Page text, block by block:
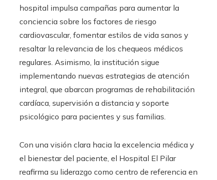
hospital impulsa campañas para aumentar la
conciencia sobre los factores de riesgo
cardiovascular, fomentar estilos de vida sanos y
resaltar la relevancia de los chequeos médicos
regulares. Asimismo, la institución sigue
implementando nuevas estrategias de atención
integral, que abarcan programas de rehabilitación
cardíaca, supervisión a distancia y soporte
psicológico para pacientes y sus familias.
Con una visión clara hacia la excelencia médica y
el bienestar del paciente, el Hospital El Pilar
reafirma su liderazgo como centro de referencia en